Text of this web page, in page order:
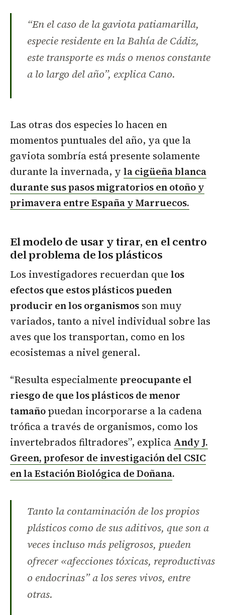
“En el caso de la gaviota patiamarilla,
especie residente en la Bahía de Cádiz,
este transporte es más o menos constante
a lo largo del año”, explica Cano.
Las otras dos especies lo hacen en
momentos puntuales del año, ya que la
gaviota sombría está presente solamente
durante la invernada, y la cigüeña blanca
durante sus pasos migratorios en otoño y
primavera entre España y Marruecos.
El modelo de usar y tirar, en el centro
del problema de los plásticos
Los investigadores recuerdan que los
efectos que estos plásticos pueden
producir en los organismos son muy
variados, tanto a nivel individual sobre las
aves que los transportan, como en los
ecosistemas a nivel general.
“Resulta especialmente preocupante el
riesgo de que los plásticos de menor
tamañopuedan incorporarse a la cadena
trófica a través de organismos, como los
invertebrados filtradores”, explica Andy J.
Green, profesor de investigación del CSIC
en la Estación Biológica de Doñana.
Tanto la contaminación de los propios
plásticos como de sus aditivos, que son a
veces incluso más peligrosos, pueden
ofrecer «afecciones tóxicas, reproductivas
o endocrinas” a los seres vivos, entre
otras.